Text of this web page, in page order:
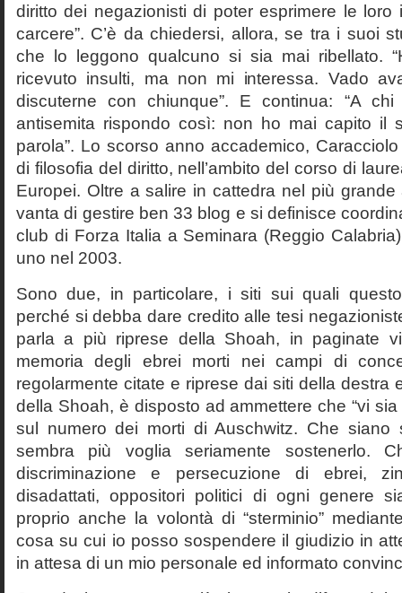
diritto dei negazionisti di poter esprimere le loro
carcere”. C’è da chiedersi, allora, se tra i suoi
che lo leggono qualcuno si sia mai ribellato.
ricevuto insulti, ma non mi interessa. Vado
discuterne con chiunque”. E continua: “A
antisemita rispondo così: non ho mai capito il
parola”. Lo scorso anno accademico,
di filosofia del diritto, nell’ambito del corso di
Europei. Oltre a salire in cattedra nel più grande
vanta di gestire ben 33 blog e si definisce
club di Forza Italia a Seminara (Reggio
uno nel 2003.
Sono due, in particolare, i siti sui quali
perché si debba dare credito alle tesi
parla a più riprese della Shoah, in paginate
memoria degli ebrei morti nei campi di
regolarmente citate e riprese dai siti della destra
della Shoah, è disposto ad ammettere che “vi
sul numero dei morti di Auschwitz. Che siano
sembra più voglia seriamente sostenerlo.
discriminazione e persecuzione di ebrei,
disadattati, oppositori politici di ogni genere
proprio anche la volontà di “sterminio”
cosa su cui io posso sospendere il giudizio in
in attesa di un mio personale ed informato